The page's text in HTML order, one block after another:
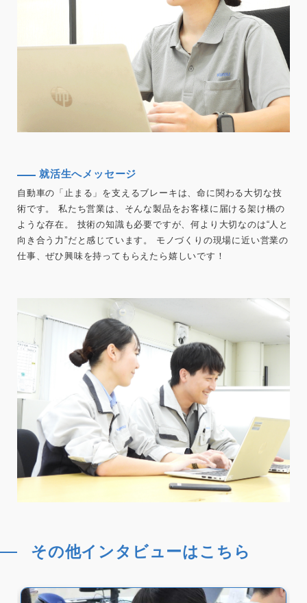
就活生へメッセージ
自動車の「止まる」を支えるブレーキは、命に関わる大切な技
術です。 私たち営業は、そんな製品をお客様に届ける架け橋の
ような存在。 技術の知識も必要ですが、何より大切なのは“人と
向き合う力”だと感じています。 モノづくりの現場に近い営業の
仕事、ぜひ興味を持ってもらえたら嬉しいです！
その他インタビューはこちら